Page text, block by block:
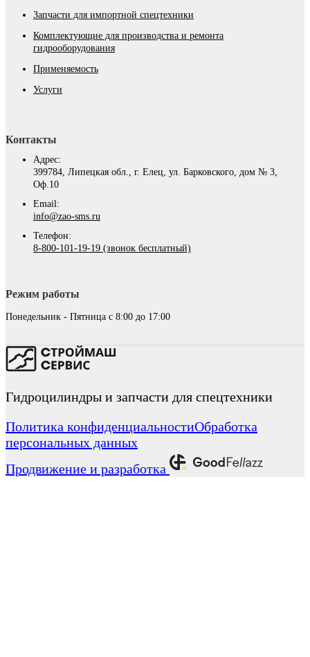
Запчасти для импортной спецтехники
Комплектующие для производства и ремонта
гидрооборудования
Применяемость
Услуги
Контакты
Адрес:
399784, Липецкая обл., г. Елец, ул. Барковского, дом № 3,
Оф.10
Email:
info@zao-sms.ru
Телефон:
8-800-101-19-19 (звонок бесплатный)
Режим работы
Понедельник - Пятница с 8:00 до 17:00
Гидроцилиндры и запчасти для спецтехники
Политика конфиденциальностиОбработка
персональных данных
Продвижение и разработка